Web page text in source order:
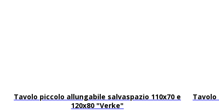
Tavolo piccolo allungabile salvaspazio 110x70 e
120x80 "Verke"
Tavolo